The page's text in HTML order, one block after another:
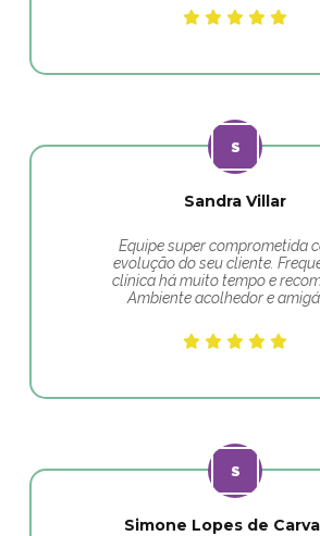
Sandra Villar
Equipe super comprometida
evolução do seu cliente.
clínica há muito tempo e
Ambiente acolhedor e
Simone Lopes de